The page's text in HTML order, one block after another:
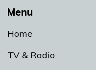
Menu
Home
TV & Radio